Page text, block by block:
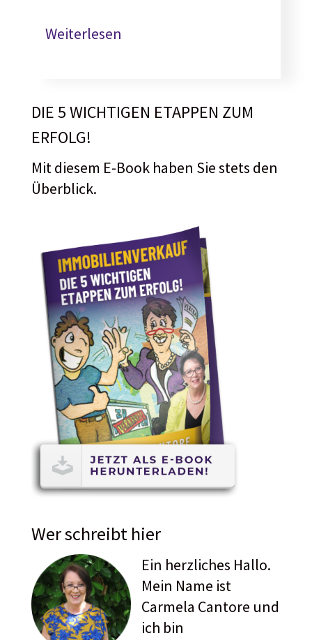
Weiterlesen
DIE 5 WICHTIGEN ETAPPEN ZUM
ERFOLG!
Mit diesem E-Book haben Sie stets den
Überblick.
Wer schreibt hier
Ein herzliches Hallo.
Mein Name ist
Carmela Cantore und
ich bin